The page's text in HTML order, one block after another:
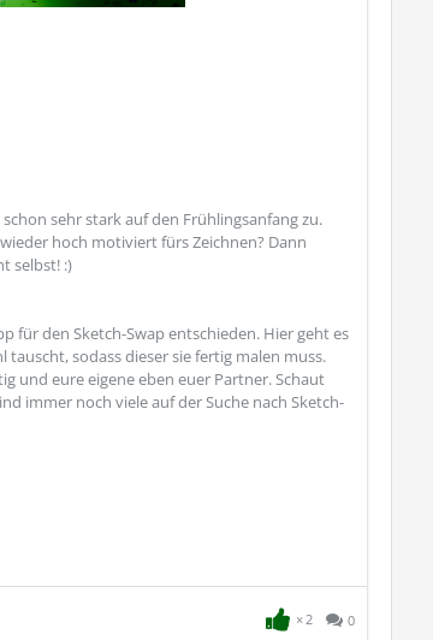
sehr stark auf den Frühlingsanfang zu.
hoch motiviert fürs Zeichnen? Dann
selbst! :)
für den Sketch-Swap entschieden. Hier geht es
sodass dieser sie fertig malen muss.
und eure eigene eben euer Partner. Schaut
immer noch viele auf der Suche nach Sketch-
2 0